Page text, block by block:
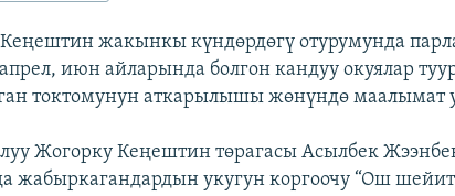
жакынкы күндөрдөгү отурумунда
июн айларында болгон кандуу окуялар
токтомунун аткарылышы жөнүндө маалымат
Жогорку Кеңештин төрагасы Асылбек
жабыркагандардын укугун коргоочу “Ош